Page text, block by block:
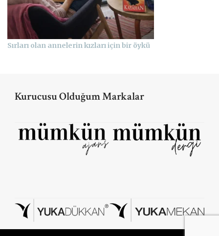
Sırları olan annelerin kızları için bir öykü
Kurucusu Olduğum Markalar